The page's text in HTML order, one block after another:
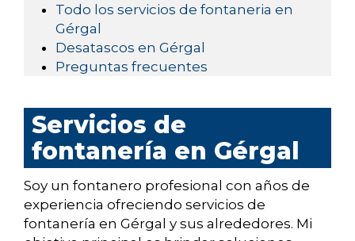
Todo los servicios de fontaneria en
Gérgal
Desatascos en Gérgal
Preguntas frecuentes
Servicios de
fontanería en Gérgal
Soy un fontanero profesional con años de
experiencia ofreciendo servicios de
fontanería en Gérgal y sus alrededores. Mi